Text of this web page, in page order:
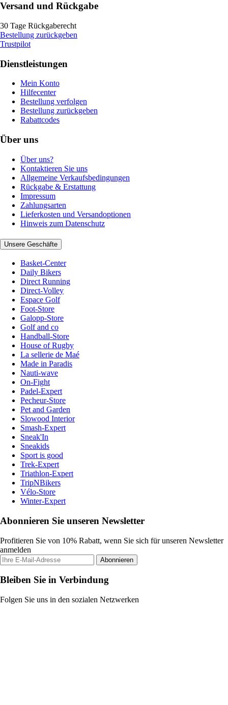
Versand und Rückgabe
30 Tage Rückgaberecht
Bestellung zurückgeben
Trustpilot
Dienstleistungen
Mein Konto
Hilfecenter
Bestellung verfolgen
Bestellung zurückgeben
Rabattcodes
Über uns
Über uns?
Kontaktieren Sie uns
Allgemeine Verkaufsbedingungen
Rückgabe & Erstattung
Impressum
Zahlungsarten
Lieferkosten und Versandoptionen
Hinweis zum Datenschutz
Unsere Geschäfte
Basket-Center
Daily Bikers
Direct Running
Direct-Volley
Espace Golf
Foot-Store
Galopp-Store
Golf and co
Handball-Store
House of Rugby
La sellerie de Maé
Made in Paradis
Nauti-wave
On-Fight
Padel-Expert
Pecheur-Store
Pet and Garden
Slowood Interior
Smash-Expert
Sneak'In
Sneakids
Sport is good
Trek-Expert
Triathlon-Expert
TripNBikers
Vélo-Store
Winter-Expert
Abonnieren Sie unseren Newsletter
Profitieren Sie von 10% Rabatt, wenn Sie sich für unseren Newsletter
anmelden
Abonnieren
Bleiben Sie in Verbindung
Folgen Sie uns in den sozialen Netzwerken